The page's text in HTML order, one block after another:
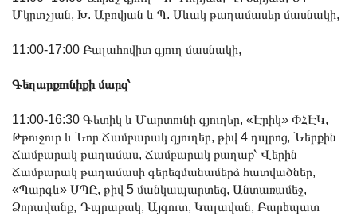
Մկրտչյան, Խ. Աբովյան և Պ. Սևակ թաղամասեր մասնակի,
11:00-17:00 Բալահովիտ գյուղ մասնակի,
Գեղարքունիքի մարզ՝
11:00-16:30 Գետիկ և Մարտունի գյուղեր, «Էրիկ» ՓՀԷԿ,
Թթուջուր և Նոր Ճամբարակ գյուղեր, թիվ 4 դպրոց, Ներքին
Ճամբարակ թաղամաս, Ճամբարակ քաղաք՝ Վերին
Ճամբարակ թաղամասի գերեզմանամերձ հատվածներ,
«Պարգև» ՍՊԸ, թիվ 5 մանկապարտեզ, Անտառամեջ,
Ձորավանք, Դպրաբակ, Այգուտ, Կալավան, Բարեպատ